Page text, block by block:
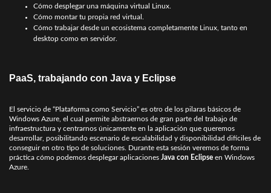
Cómo desplegar una máquina virtual Linux.
Cómo montar tu propia red virtual.
Cómo trabajar desde un ecosistema completamente Linux, tanto en
desktop como en servidor.
PaaS, trabajando con Java y Eclipse
El servicio de “Plataforma como Servicio” es otro de los pilaras básicos de
Windows Azure, el cual permite abstraernos de gran parte del trabajo de
infraestructura y centrarnos únicamente en la aplicación que queremos
desarrollar, posibilitando escenario de escalabilidad y disponibilidad difíciles de
conseguir en otro tipo de soluciones. Durante esta sesión veremos de forma
práctica cómo podemos desplegar aplicaciones Java con Eclipse en Windows
Azure.